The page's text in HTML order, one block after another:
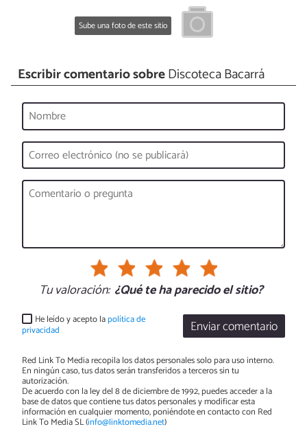
Sube una foto de este sitio
Escribir comentario sobreDiscoteca Bacarrá
Tu valoración: ¿Qué te ha parecido el sitio?
Enviar comentario
He leído y acepto lapolítica de
privacidad
Red Link To Media recopila los datos personales solo para uso interno.
En ningún caso, tus datos serán transferidos a terceros sin tu
autorización.
De acuerdo con la ley del 8 de diciembre de 1992, puedes acceder a la
base de datos que contiene tus datos personales y modificar esta
información en cualquier momento, poniéndote en contacto con Red
Link To Media SL (info@linktomedia.net)